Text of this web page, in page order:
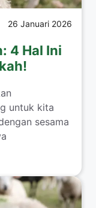
26 Januari 2026
4 Hal Ini
untuk kita
sesama